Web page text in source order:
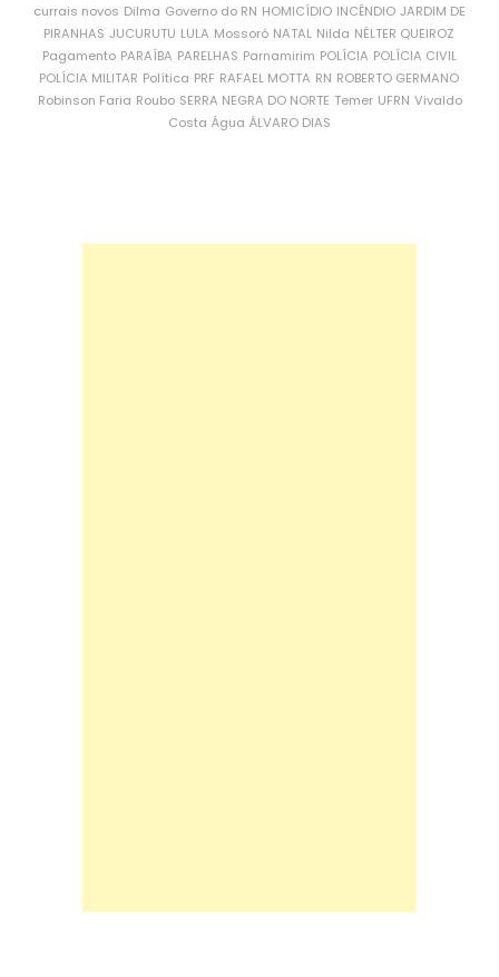
currais novos Dilma Governo do RN HOMICÍDIO INCÊNDIO JARDIM DE
PIRANHAS JUCURUTU LULA Mossoró NATAL Nilda NÉLTER QUEIROZ
Pagamento PARAÍBA PARELHAS Parnamirim POLÍCIA POLÍCIA CIVIL
POLÍCIA MILITAR Política PRF RAFAEL MOTTA RN ROBERTO GERMANO
Robinson Faria Roubo SERRA NEGRA DO NORTE Temer UFRN Vivaldo
Costa Água ÁLVARO DIAS